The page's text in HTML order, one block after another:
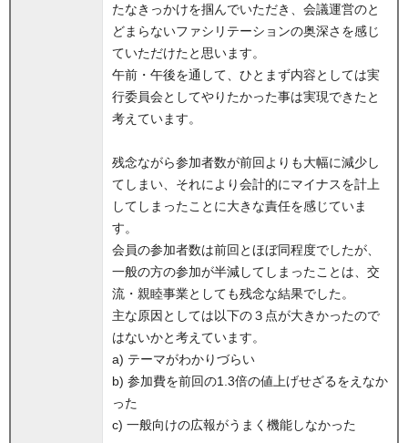
たなきっかけを掴んでいただき、会議運営のと
どまらないファシリテーションの奥深さを感じ
ていただけたと思います。
午前・午後を通して、ひとまず内容としては実
行委員会としてやりたかった事は実現できたと
考えています。
残念ながら参加者数が前回よりも大幅に減少し
てしまい、それにより会計的にマイナスを計上
してしまったことに大きな責任を感じていま
す。
会員の参加者数は前回とほぼ同程度でしたが、
一般の方の参加が半減してしまったことは、交
流・親睦事業としても残念な結果でした。
主な原因としては以下の３点が大きかったので
はないかと考えています。
a) テーマがわかりづらい
b) 参加費を前回の1.3倍の値上げせざるをえなか
った
c) 一般向けの広報がうまく機能しなかった